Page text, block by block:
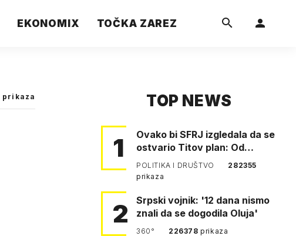
EKONOMIX TOČKA ZAREZ
prikaza TOP NEWS
1
Ovako bi SFRJ izgledala da se
ostvario Titov plan: Od
Klagenfurta do Istanbula!
POLITIKA I DRUŠTVO
282355
prikaza
2
Srpski vojnik: '12 dana nismo
znali da se dogodila Oluja'
360° 226378prikaza